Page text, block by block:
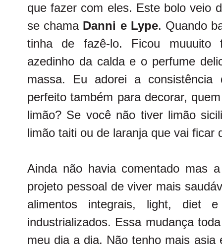
que fazer com eles. Este bolo veio
se chama Danni e Lype. Quando
tinha de fazê-lo. Ficou muuuito
azedinho da calda e o perfume
massa. Eu adorei a
perfeito também para decorar,
limão? Se você não tiver limão
limão taiti ou de laranja que vai ficar
Ainda não havia comentado mas
projeto pessoal de viver mais
alimentos integrais, light, diet
industrializados. Essa mudança
meu dia a dia. Não tenho mais asia